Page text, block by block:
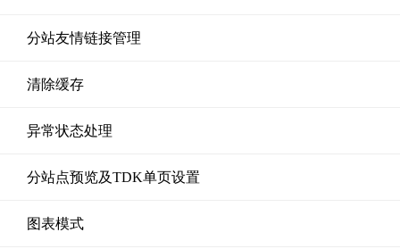
分站友情链接管理
清除缓存
异常状态处理
分站点预览及TDK单页设置
图表模式